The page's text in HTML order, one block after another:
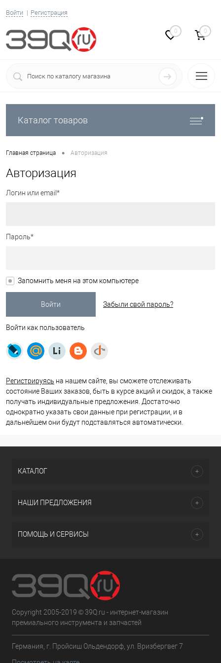
Войти Регистрация
0 0
Каталог товаров
Главная страница • Авторизация
Авторизация
Логин или email*
Пароль*
Запомнить меня на этом компьютере
Забыли свой пароль?
Войти как пользователь
Регистрируясь на нашем сайте, вы сможете отслеживать
состояние Ваших заказов, быть в курсе акций и скидок, а также
получать индивидуальные предложения. Достаточно
однократно указать свои данные при регистрации, и в
дальнейшем они будут подставляться автоматически.
КАТАЛОГ
НАШИ ПРЕДЛОЖЕНИЯ
ПОМОЩЬ И СЕРВИСЫ
Copyright 2005-2019 © 39Q.ru - интернет-магазин
премиального инструмента и запчастей
Германия, г. Пройсиш Ольдендорф, ул. Вризбергвег 7